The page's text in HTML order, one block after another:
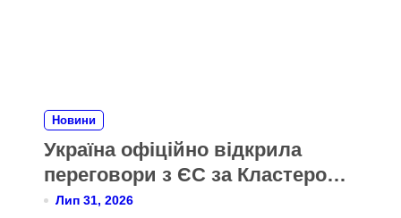
Новини
Україна офіційно відкрила
переговори з ЄС за Кластером 6
«Зовнішні відносини»
Лип 31, 2026